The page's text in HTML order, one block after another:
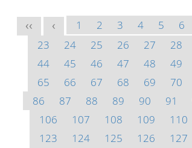
<< < 1 2 3 4 5 6
23
24 25 26 27 28
44
45 46 47 48 49
65
66 67 68 69 70
86
87 88 89 90 91
106
107 108 109 110
123
124 125 126 127